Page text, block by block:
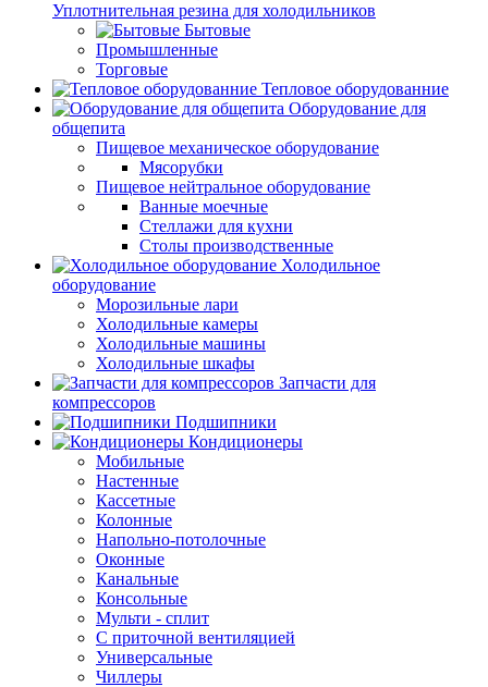
Уплотнительная резина для холодильников
Бытовые
Промышленные
Торговые
Тепловое оборудованние
Оборудование для
общепита
Пищевое механическое оборудование
Мясорубки
Пищевое нейтральное оборудование
Ванные моечные
Стеллажи для кухни
Столы производственные
Холодильное
оборудование
Морозильные лари
Холодильные камеры
Холодильные машины
Холодильные шкафы
Запчасти для
компрессоров
Подшипники
Кондиционеры
Мобильные
Настенные
Кассетные
Колонные
Напольно-потолочные
Оконные
Канальные
Консольные
Мульти - сплит
С приточной вентиляцией
Универсальные
Чиллеры